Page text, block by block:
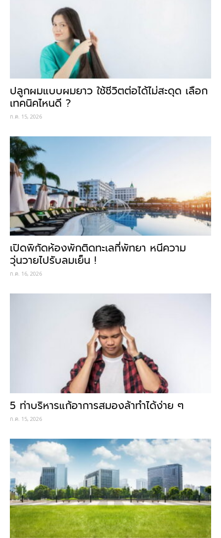
ปลูกผมแบบผมยาว ใช้ชีวิตต่อได้ไม่สะดุด เลือก
เทคนิคไหนดี ?
ก.ค. 15, 2026
เปิดพิกัดห้องพักติดทะเลที่พัทยา หนีความ
วุ่นวายไปรับลมเย็น !
ก.ค. 16, 2026
5 ท่าบริหารแก้อาการสมองล้าทำได้ง่าย ๆ
ก.ค. 15, 2026